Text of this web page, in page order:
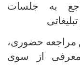
به جلسات
مراجعه حضوری،
معرفی از سوی